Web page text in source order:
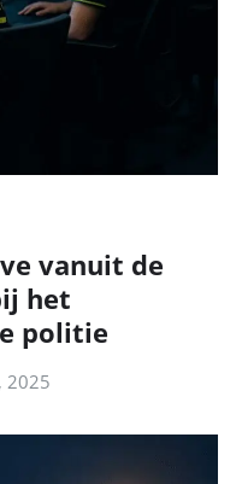
vanuit de
het
politie
2025